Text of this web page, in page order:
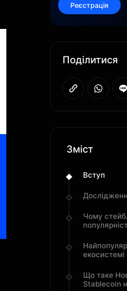
Реєстрація
Поділитися
Зміст
Вступ
Чому
екосистемі
Що таке
Stablecoin